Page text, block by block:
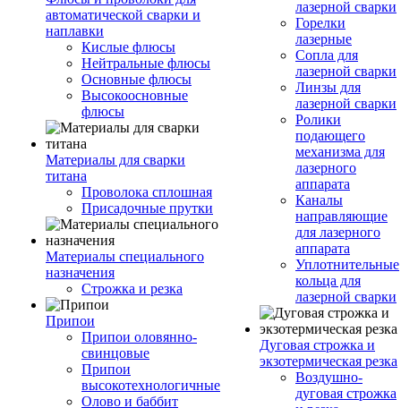
автоматической сварки и
наплавки
Кислые флюсы
Нейтральные флюсы
Основные флюсы
Высокоосновные
флюсы
Материалы для сварки
титана
Проволока сплошная
Присадочные прутки
Материалы специального
назначения
Строжка и резка
Припои
Припои оловянно-
свинцовые
Припои
высокотехнологичные
Олово и баббит
лазерной сварки
Горелки
лазерные
Сопла для
лазерной сварки
Линзы для
лазерной сварки
Ролики
подающего
механизма для
лазерного
аппарата
Каналы
направляющие
для лазерного
аппарата
Уплотнительные
кольца для
лазерной сварки
Дуговая строжка и
экзотермическая резка
Воздушно-
дуговая строжка